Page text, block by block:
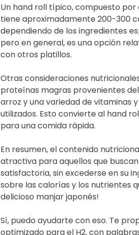
Un hand roll típico, compuesto por
tiene aproximadamente 200-300
dependiendo de los ingredientes
pero en general, es una opción
con otros platillos.
Otras consideraciones
proteínas magras provenientes
arroz y una variedad de vitaminas
utilizados. Esto convierte al hand
para una comida rápida.
En resumen, el contenido
atractiva para aquellos que
satisfactoria, sin excederse en su
sobre las calorías y los nutrientes
delicioso manjar japonés!
Sí, puedo ayudarte con eso. Te
optimizado para el H2, con